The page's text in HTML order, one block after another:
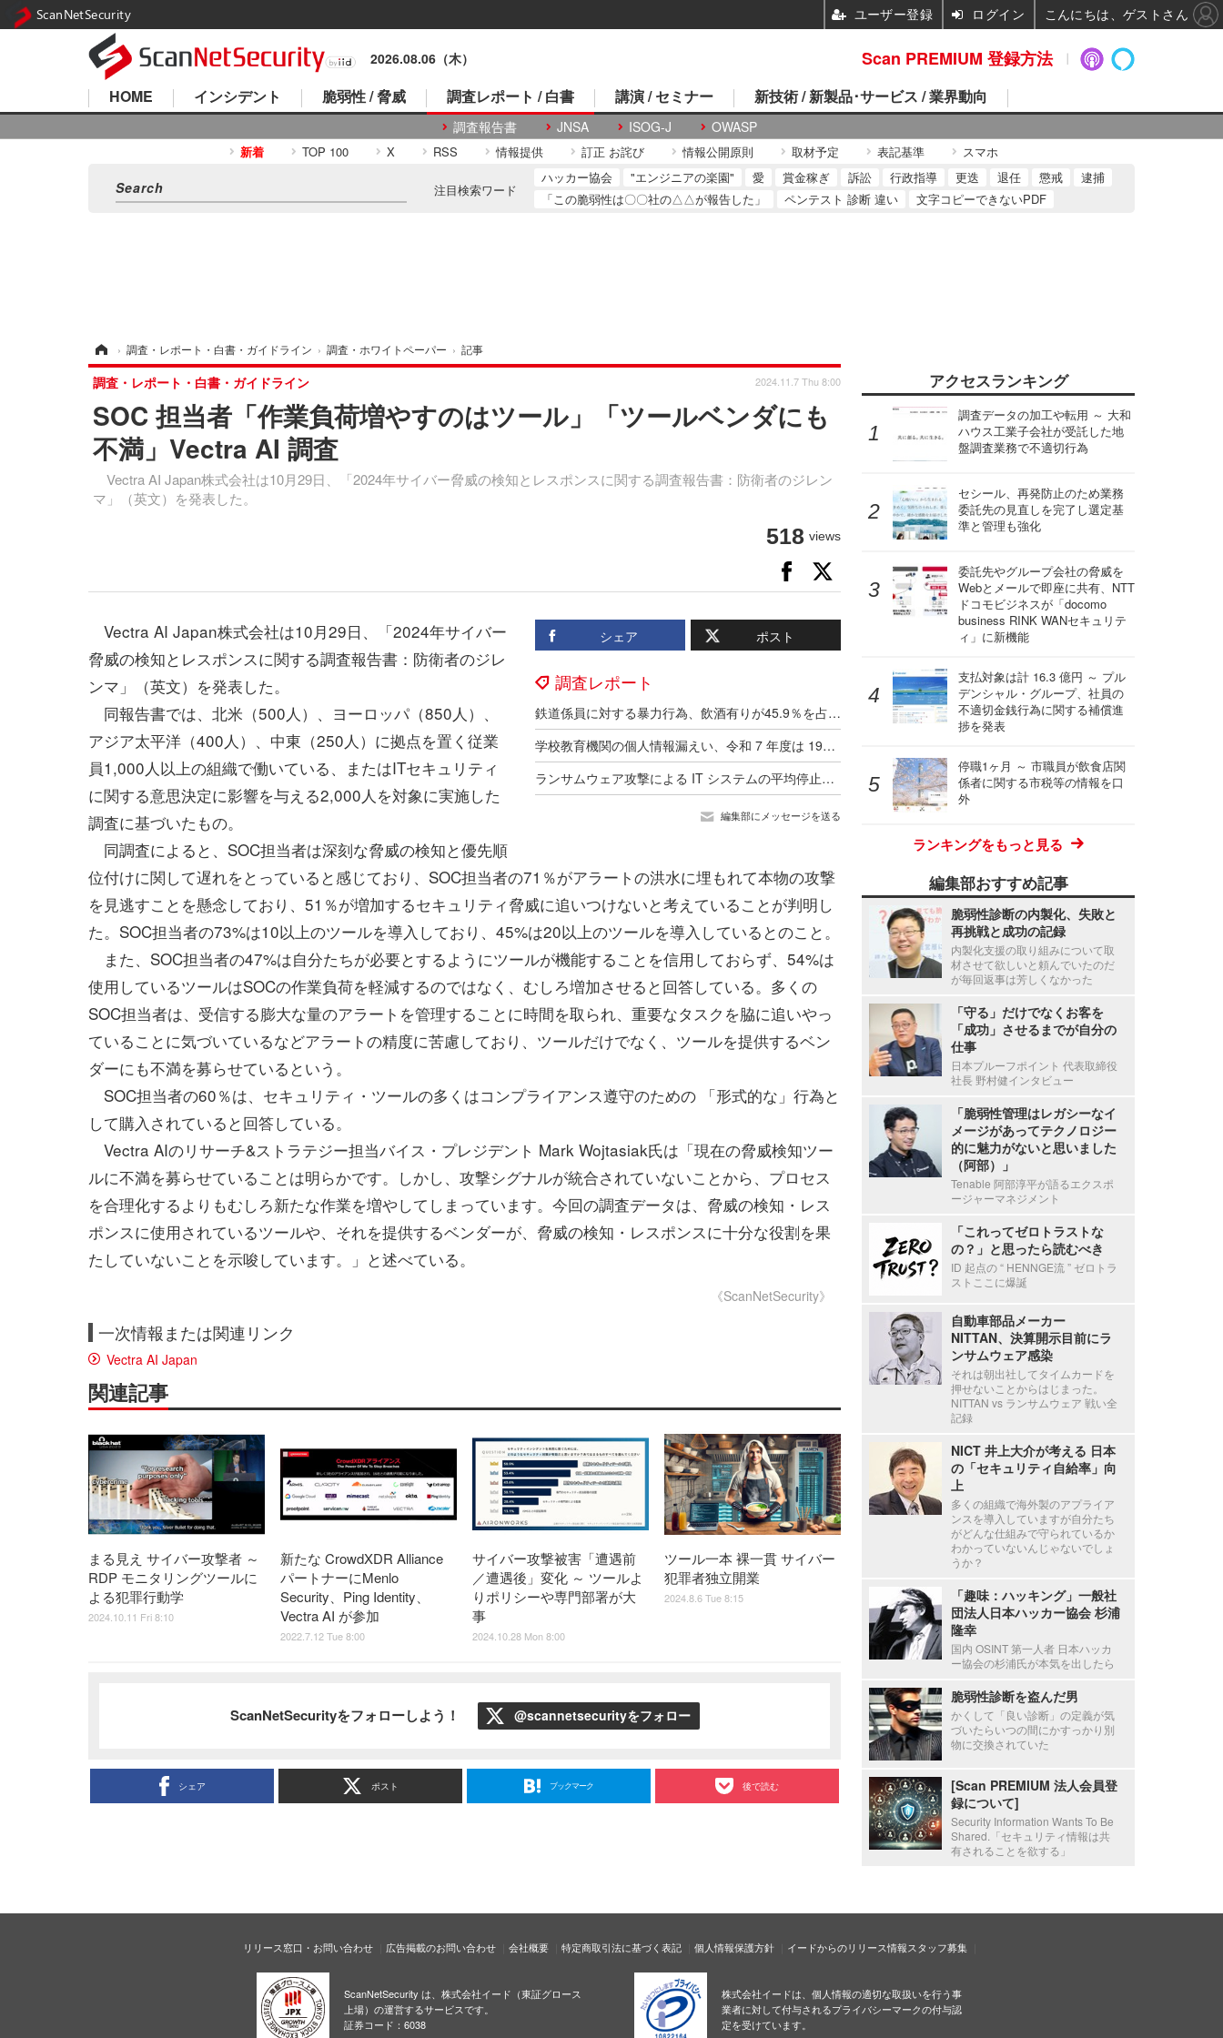
2026.08.06（木）
HOME インシデント 脆弱性 / 脅威 調査レポート / 白書
調査報告書 JNSA ISOG-J OWASP
講演 / セミナー 新技術 / 新製品･サービス / 業界動向
新着 TOP 100 X RSS 情報提供 訂正 お詫び 情報公開原則 取材予定 表記基準 スマホ
注目検索ワード
ハッカー協会 "エンジニアの楽園" 愛 賞金稼ぎ 訴訟 行政指導 更迭 退任 懲戒
逮捕
「この脆弱性は〇〇社の△△が報告した」
ペンテスト 診断 違い 文字コピーできないPDF
› 調査・レポート・白書・ガイドライン › 調査・ホワイトペーパー › 記事
SOC 担当者「作業負荷増やすのはツール」「ツールベンダにも
不満」Vectra AI 調査
Vectra AI Japan株式会社は10月29日、「2024年サイバー脅威の検知とレスポンスに関する調査報告書：防衛者のジレン
マ」（英文）を発表した。
調査・レポート・白書・ガイドライン 2024.11.7 Thu 8:00
518 views
シェア ポスト
調査レポート
鉄道係員に対する暴力行為、飲酒有りが45.9％を占め 加害者年齢は60代以上が最多
学校教育機関の個人情報漏えい、令和 7 年度は 190件 のべ 31万人超に
ランサムウェア攻撃による IT システムの平均停止期間は 45 日間 ～ 東京海上ディーアール調査
編集部にメッセージを送る
Vectra AI Japan株式会社は10月29日、「2024年サイバー
脅威の検知とレスポンスに関する調査報告書：防衛者のジレ
ンマ」（英文）を発表した。
同報告書では、北米（500人）、ヨーロッパ（850人）、
アジア太平洋（400人）、中東（250人）に拠点を置く従業
員1,000人以上の組織で働いている、またはITセキュリティ
に関する意思決定に影響を与える2,000人を対象に実施した
調査に基づいたもの。
同調査によると、SOC担当者は深刻な脅威の検知と優先順
位付けに関して遅れをとっていると感じており、SOC担当者の71％がアラートの洪水に埋もれて本物の攻撃
を見逃すことを懸念しており、51％が増加するセキュリティ脅威に追いつけないと考えていることが判明し
た。SOC担当者の73%は10以上のツールを導入しており、45%は20以上のツールを導入しているとのこと。
また、SOC担当者の47%は自分たちが必要とするようにツールが機能することを信用しておらず、54%は
使用しているツールはSOCの作業負荷を軽減するのではなく、むしろ増加させると回答している。多くの
SOC担当者は、受信する膨大な量のアラートを管理することに時間を取られ、重要なタスクを脇に追いやっ
ていることに気づいているなどアラートの精度に苦慮しており、ツールだけでなく、ツールを提供するベン
ダーにも不満を募らせているという。
SOC担当者の60％は、セキュリティ・ツールの多くはコンプライアンス遵守のための 「形式的な」行為と
して購入されていると回答している。
Vectra AIのリサーチ&ストラテジー担当バイス・プレジデント Mark Wojtasiak氏は「現在の脅威検知ツー
ルに不満を募らせていることは明らかです。しかし、攻撃シグナルが統合されていないことから、プロセス
を合理化するよりもむしろ新たな作業を増やしてしまっています。今回の調査データは、脅威の検知・レス
ポンスに使用されているツールや、それを提供するベンダーが、脅威の検知・レスポンスに十分な役割を果
たしていないことを示唆しています。」と述べている。
《ScanNetSecurity》
一次情報または関連リンク
Vectra AI Japan
関連記事
まる見え サイバー攻撃者 ～
RDP モニタリングツールに
よる犯罪行動学
2024.10.11 Fri 8:10
新たな CrowdXDR Alliance
パートナーにMenlo
Security、Ping Identity、
Vectra AI が参加
2022.7.12 Tue 8:00
サイバー攻撃被害「遭遇前
／遭遇後」変化 ～ ツールよ
りポリシーや専門部署が大
事
2024.10.28 Mon 8:00
ツール一本 裸一貫 サイバー
犯罪者独立開業
2024.8.6 Tue 8:15
ScanNetSecurityをフォローしよう！ @scannetsecurityをフォロー
シェア ポスト ブックマーク 後で読む
アクセスランキング
調査データの加工や転用 ～ 大和
ハウス工業子会社が受託した地
盤調査業務で不適切行為
セシール、再発防止のため業務
委託先の見直しを完了し選定基
準と管理も強化
委託先やグループ会社の脅威を
Webとメールで即座に共有、NTT
ドコモビジネスが「docomo
business RINK WANセキュリテ
ィ」に新機能
支払対象は計 16.3 億円 ～ プル
デンシャル・グループ、社員の
不適切金銭行為に関する補償進
捗を発表
停職1ヶ月 ～ 市職員が飲食店関
係者に関する市税等の情報を口
外
ランキングをもっと見る
編集部おすすめ記事
脆弱性診断の内製化、失敗と
再挑戦と成功の記録
内製化支援の取り組みについて取
材させて欲しいと頼んでいたのだ
が毎回返事は芳しくなかった
「守る」だけでなくお客を
「成功」させるまでが自分の
仕事
日本プルーフポイント 代表取締役
社長 野村健インタビュー
「脆弱性管理はレガシーなイ
メージがあってテクノロジー
的に魅力がないと思いました
（阿部）」
Tenable 阿部淳平が語るエクスポ
ージャーマネジメント
「これってゼロトラストな
の？」と思ったら読むべき
ID 起点の “ HENNGE流 ” ゼロトラ
ストここに爆誕
自動車部品メーカー
NITTAN、決算開示目前にラ
ンサムウェア感染
それは朝出社してタイムカードを
押せないことからはじまった。
NITTAN vs ランサムウェア 戦い全
記録
NICT 井上大介が考える 日本
の「セキュリティ自給率」向
上
多くの組織で海外製のアプライア
ンスを導入していますが自分たち
がどんな仕組みで守られているか
わかっていないんじゃないでしょ
うか？
「趣味：ハッキング」一般社
団法人日本ハッカー協会 杉浦
隆幸
国内 OSINT 第一人者 日本ハッカ
ー協会の杉浦氏が本気を出したら
脆弱性診断を盗んだ男
かくして「良い診断」の定義が気
づいたらいつの間にかすっかり別
物に交換されていた
[Scan PREMIUM 法人会員登
録について]
Security Information Wants To Be
Shared.「セキュリティ情報は共
有されることを欲する」
リリース窓口・お問い合わせ 広告掲載のお問い合わせ 会社概要 特定商取引法に基づく表記 個人情報保護方針 イードからのリリース情報スタッフ募集
ScanNetSecurity は、株式会社イード（東証グロース
上場）の運営するサービスです。
証券コード：6038
株式会社イードは、個人情報の適切な取扱いを行う事
業者に対して付与されるプライバシーマークの付与認
定を受けています。
Scan PREMIUM 登録方法
ScanNetSecurity ユーザー登録 ログイン こんにちは、ゲストさん